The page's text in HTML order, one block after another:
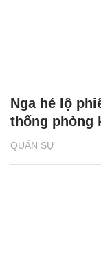
QUÂN SỰ
Nga hé lộ
thống phòng